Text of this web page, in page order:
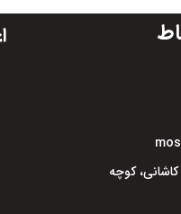
کاشانی، کوچه